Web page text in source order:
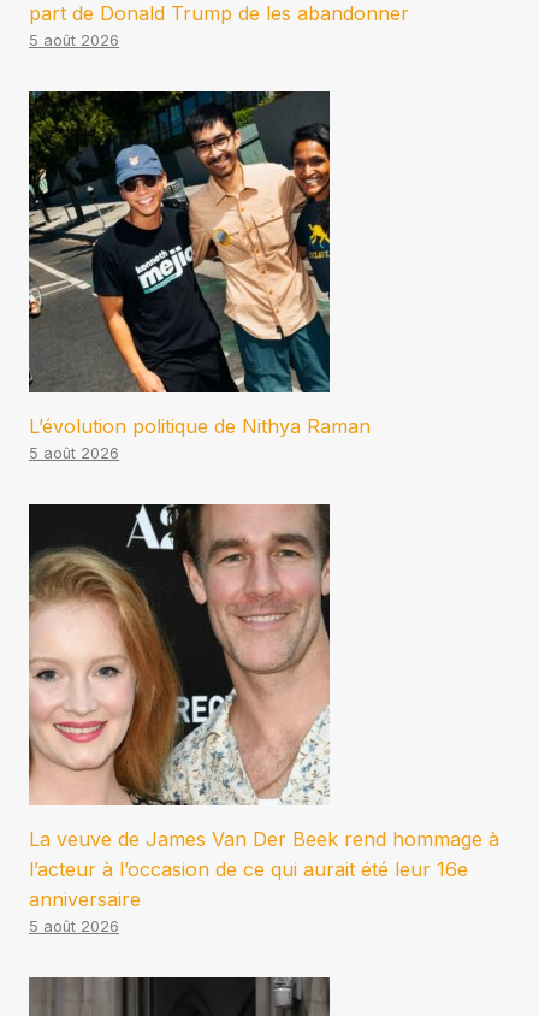
part de Donald Trump de les abandonner
5 août 2026
L’évolution politique de Nithya Raman
5 août 2026
La veuve de James Van Der Beek rend hommage à
l’acteur à l’occasion de ce qui aurait été leur 16e
anniversaire
5 août 2026